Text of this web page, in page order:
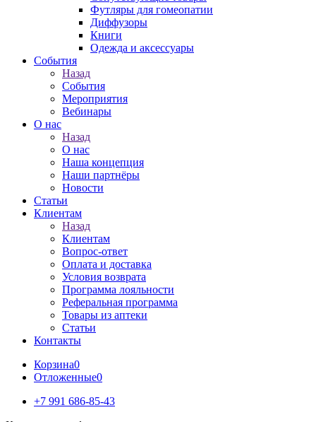
Футляры для гомеопатии
Диффузоры
Книги
Одежда и аксессуары
События
Назад
События
Мероприятия
Вебинары
О нас
Назад
О нас
Наша концепция
Наши партнёры
Новости
Статьи
Клиентам
Назад
Клиентам
Вопрос-ответ
Оплата и доставка
Условия возврата
Программа лояльности
Реферальная программа
Товары из аптеки
Статьи
Контакты
Корзина0
Отложенные0
+7 991 686-85-43